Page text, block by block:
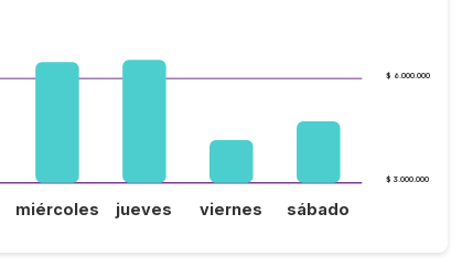
$ 3.000.000
$ 6.000.000
miércoles jueves viernes sábado